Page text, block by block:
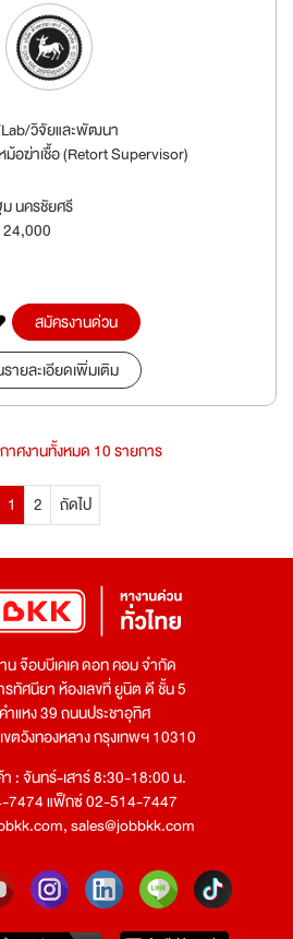
วิจัยและพัฒนา
อฆ่าเชื้อ (Retort Supervisor)
นครชัยศรี
สมัครงานด่วน
ายละเอียดเพิ่มเติม
าศงานทั้งหมด 10 รายการ
1 2 ถัดไป
จ๊อบบีเคเค ดอท คอม จำกัด
รทัศนียา ห้องเลขที่ ยูนิต ดี ชั้น 5
แหง 39 ถนนประชาอุทิศ
ขตวังทองหลาง กรุงเทพฯ 10310
: จันทร์-เสาร์ 8:30-18:00 น.
7474 แฟ็กซ์ 02-514-7447
,sales@jobbkk.com